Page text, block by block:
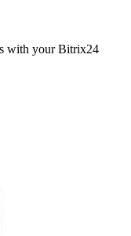
with your Bitrix24